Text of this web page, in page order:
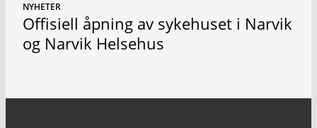
NYHETER
Offisiell åpning av sykehuset i Narvik
og Narvik Helsehus